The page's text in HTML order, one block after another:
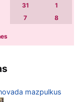
31
1
7 8
mazpulkus